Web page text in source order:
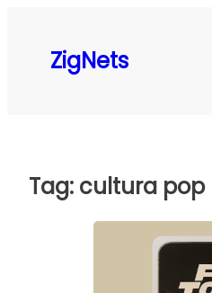
ZigNets
Tag: cultura pop